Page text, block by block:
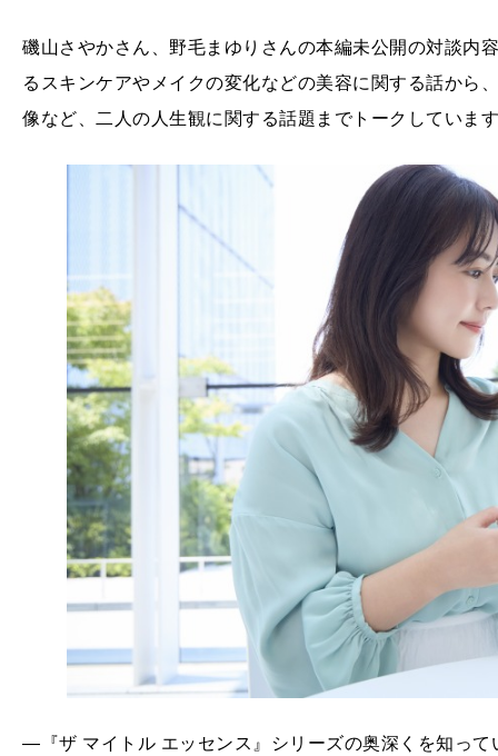
磯山さやかさん、野毛まゆりさんの本編未公開の対談内
るスキンケアやメイクの変化などの美容に関する話から
像など、二人の人生観に関する話題までトークしていま
―『ザ マイトル エッセンス』シリーズの奥深くを知っ